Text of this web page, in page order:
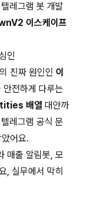
레그램 봇 개발
이스케이프
인
진짜 원인인 이
안전하게 다루는
배열 대안까
레그램 공식 문
어요.
매출 알림봇, 모
, 실무에서 막히